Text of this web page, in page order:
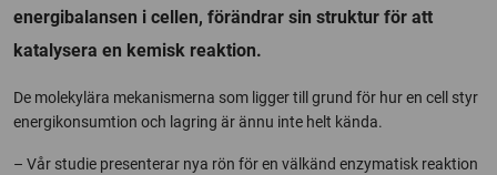
energibalansen i cellen, förändrar sin struktur för att
katalysera en kemisk reaktion.
De molekylära mekanismerna som ligger till grund för hur en cell styr
energikonsumtion och lagring är ännu inte helt kända.
– Vår studie presenterar nya rön för en välkänd enzymatisk reaktion